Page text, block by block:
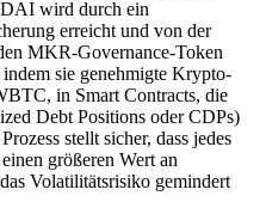
wird durch ein
erreicht und von der
MKR-Governance-Token
sie genehmigte Krypto-
in Smart Contracts, die
Debt Positions oder CDPs)
stellt sicher, dass jedes
größeren Wert an
Volatilitätsrisiko gemindert